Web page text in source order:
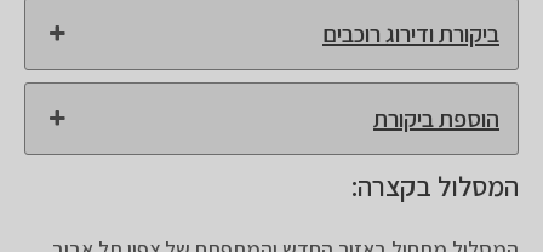
ביקורת ודירוג רוכבים
הוספת ביקורת
המסלול בקצרה: